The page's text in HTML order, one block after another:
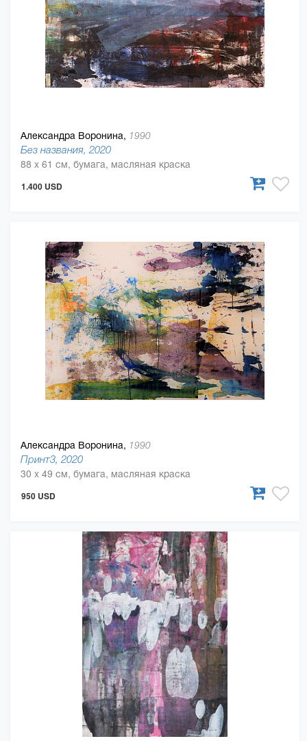
Александра Воронина, 1990
Без названия, 2020
88 x 61 см, бумага, масляная краска
1.400 USD
Александра Воронина, 1990
Принт3, 2020
30 x 49 см, бумага, масляная краска
950 USD